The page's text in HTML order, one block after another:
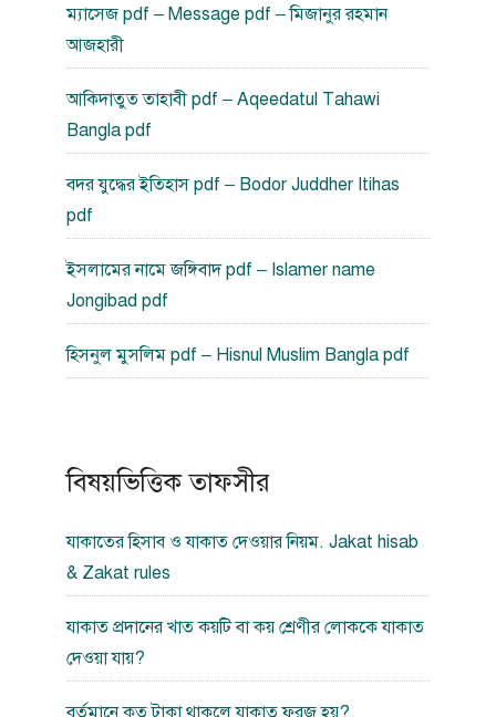
ম্যাসেজ pdf – Message pdf – মিজানুর রহমান
আজহারী
আকিদাতুত তাহাবী pdf – Aqeedatul Tahawi
Bangla pdf
বদর যুদ্ধের ইতিহাস pdf – Bodor Juddher Itihas
pdf
ইসলামের নামে জঙ্গিবাদ pdf – Islamer name
Jongibad pdf
হিসনুল মুসলিম pdf – Hisnul Muslim Bangla pdf
বিষয়ভিত্তিক তাফসীর
যাকাতের হিসাব ও যাকাত দেওয়ার নিয়ম. Jakat hisab
& Zakat rules
যাকাত প্রদানের খাত কয়টি বা কয় শ্রেণীর লোককে যাকাত
দেওয়া যায়?
বর্তমানে কত টাকা থাকলে যাকাত ফরজ হয়?